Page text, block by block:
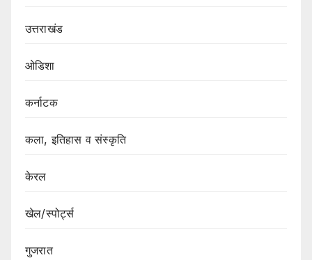
उत्तराखंड
ओडिशा
कर्नाटक
कला, इतिहास व संस्कृति
केरल
खेल/स्पोर्ट्स
गुजरात